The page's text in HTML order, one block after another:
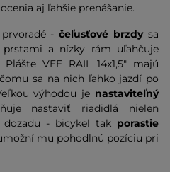
aj ľahšie prenášanie.
- čeľusťové brzdy sa
a nízky rám uľahčuje
VEE RAIL 14x1,5" majú
sa na nich ľahko jazdí po
výhodou je nastaviteľný
nastaviť riadidlá nielen
- bicykel tak porastie
mu pohodlnú pozíciu pri